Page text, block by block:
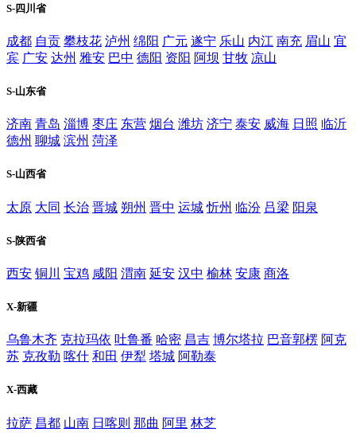
S-四川省
成都 自贡 攀枝花 泸州 绵阳 广元 遂宁 乐山 内江 南充 眉山 宜
宾 广安 达州 雅安 巴中 德阳 资阳 阿坝 甘牧 凉山
S-山东省
济南 青岛 淄博 枣庄 东营 烟台 潍坊 济宁 泰安 威海 日照 临沂
德州 聊城 滨州 菏泽
S-山西省
太原 大同 长治 晋城 朔州 晋中 运城 忻州 临汾 吕梁 阳泉
S-陕西省
西安 铜川 宝鸡 咸阳 渭南 延安 汉中 榆林 安康 商洛
X-新疆
乌鲁木齐 克拉玛依 吐鲁番 哈密 昌吉 博尔塔拉 巴音郭楞 阿克
苏 克孜勒 喀什 和田 伊犁 塔城 阿勒泰
X-西藏
拉萨 昌都 山南 日喀则 那曲 阿里 林芝